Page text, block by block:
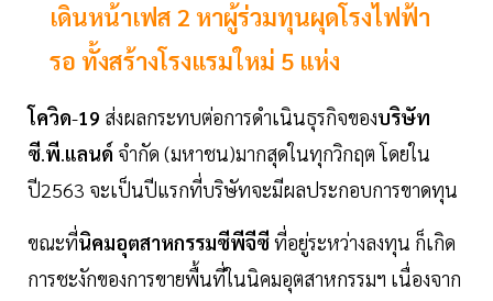
เดินหน้าเฟส 2 หาผู้ร่วมทุนผุดโรงไฟฟ้า
รอ ทั้งสร้างโรงแรมใหม่ 5 แห่ง
โควิด-19 ส่งผลกระทบต่อการดำเนินธุรกิจของบริษัท
ซี.พี.แลนด์ จำกัด (มหาชน)มากสุดในทุกวิกฤต โดยใน
ปี2563 จะเป็นปีแรกที่บริษัทจะมีผลประกอบการขาดทุน
ขณะที่นิคมอุตสาหกรรมซีพีจีซีที่อยู่ระหว่างลงทุน ก็เกิด
การชะงักของการขายพื้นที่ในนิคมอุตสาหกรรมฯ เนื่องจาก